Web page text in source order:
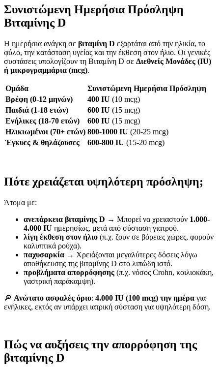
Συνιστώμενη Ημερήσια Πρόσληψη
Βιταμίνης D
Η ημερήσια ανάγκη σε βιταμίνη D εξαρτάται από την ηλικία, το
φύλο, την κατάσταση υγείας και την έκθεση στον ήλιο. Οι γενικές
συστάσεις υπολογίζουν τη Βιταμίνη D σε Διεθνείς Μονάδες (IU)
ή μικρογραμμάρια (mcg).
Ομάδα
Συνιστώμενη Ημερήσια Πρόσληψη
Βρέφη (0-12 μηνών)
400 IU (10 mcg)
Παιδιά (1-18 ετών)
600 IU (15 mcg)
Ενήλικες (18-70 ετών)
600 IU (15 mcg)
Ηλικιωμένοι (70+ ετών) 800-1000 IU (20-25 mcg)
Έγκυες & θηλάζουσες
600-800 IU (15-20 mcg)
Πότε χρειάζεται υψηλότερη πρόσληψη;
Άτομα με:
ανεπάρκεια βιταμίνης D → Μπορεί να χρειαστούν 1.000-
4.000 IU ημερησίως, μετά από σύσταση γιατρού.
λίγη έκθεση στον ήλιο (π.χ. ζουν σε βόρειες χώρες, φορούν
καλυπτικά ρούχα).
παχυσαρκία → Χρειάζονται μεγαλύτερες δόσεις λόγω
αποθήκευσης της βιταμίνης D στο λιπώδη ιστό.
προβλήματα απορρόφησης (π.χ. νόσος Crohn, κοιλιοκάκη,
γαστρική παράκαμψη).
🔎 Ανώτατο ασφαλές όριο: 4.000 IU (100 mcg) την ημέρα για
ενήλικες, εκτός αν υπάρχει ιατρική σύσταση για υψηλότερη δόση.
Πώς να αυξήσεις την απορρόφηση της
βιταμίνης D